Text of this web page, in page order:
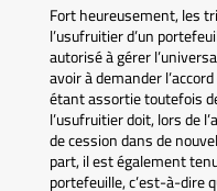
Fort heureusement, les
l’usufruitier d’un
autorisé à gérer
avoir à demander
étant assortie toutefois
l’usufruitier doit, lors de
de cession dans de
part, il est également
portefeuille, c’est-à-dire